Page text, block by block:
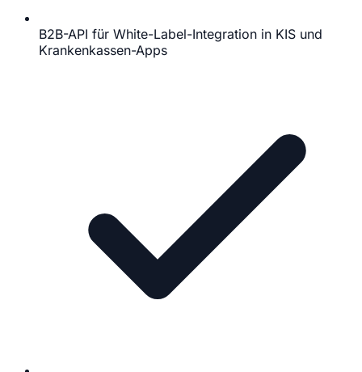
B2B-API für White-Label-Integration in KIS und
Krankenkassen-Apps